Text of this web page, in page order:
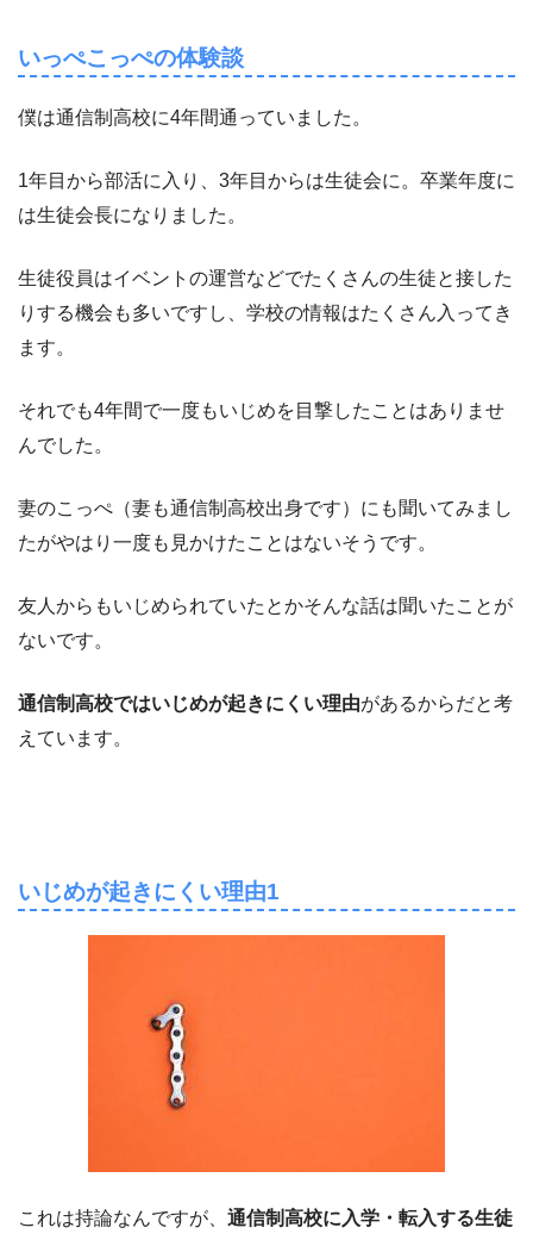
いっぺこっぺの体験談
僕は通信制高校に4年間通っていました。
1年目から部活に入り、3年目からは生徒会に。卒業年度に
は生徒会長になりました。
生徒役員はイベントの運営などでたくさんの生徒と接した
りする機会も多いですし、学校の情報はたくさん入ってき
ます。
それでも4年間で一度もいじめを目撃したことはありませ
んでした。
妻のこっぺ（妻も通信制高校出身です）にも聞いてみまし
たがやはり一度も見かけたことはないそうです。
友人からもいじめられていたとかそんな話は聞いたことが
ないです。
通信制高校ではいじめが起きにくい理由があるからだと考
えています。
いじめが起きにくい理由1
これは持論なんですが、 通信制高校に入学・転入する生徒